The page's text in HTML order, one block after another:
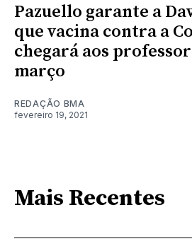
Pazuello garante a
que vacina contra a
chegará aos
março
REDAÇÃO BMA
fevereiro 19, 2021
Mais Recentes